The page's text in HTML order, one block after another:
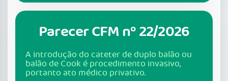
Parecer CFM nº 22/2026
A introdução do cateter de duplo balão ou
balão de Cook é procedimento invasivo,
portanto ato médico privativo.